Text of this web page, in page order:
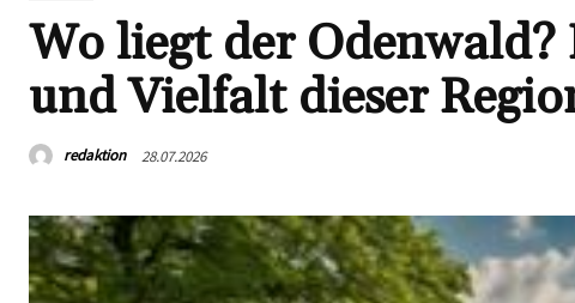
Wo liegt der
und Vielfalt dieser
redaktion 28.07.2026